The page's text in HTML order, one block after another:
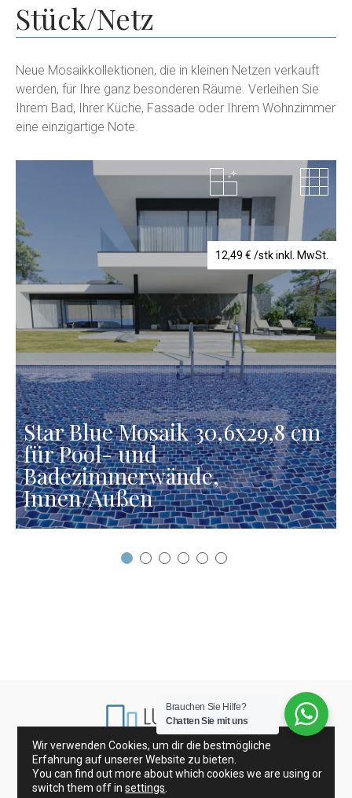
Stück/Netz
Neue Mosaikkollektionen, die in kleinen Netzen verkauft
werden, für Ihre ganz besonderen Räume. Verleihen Sie
Ihrem Bad, Ihrer Küche, Fassade oder Ihrem Wohnzimmer
eine einzigartige Note.
12,49 € /stk inkl. MwSt.
Star Blue Mosaik 30,6x29,8 cm
für Pool- und
Badezimmerwände,
Innen/Außen
Porzellanfliesen und Wandfliesen
Glasfliesen
Dekoration
Wir verwenden Cookies, um dir die bestmögliche
Erfahrung auf unserer Website zu bieten.
You can find out more about which cookies we are using or
switch them off insettings
Brauchen Sie Hilfe?
Chatten Sie mit uns